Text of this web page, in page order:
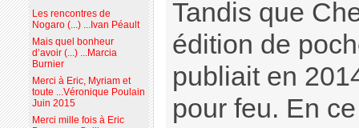
Tandis que
édition de
publiait en
pour feu. En
Les rencontres de
Nogaro (...) ...Ivan Péault
Mais quel bonheur
d’avoir (...) ...Marcia
Burnier
Merci à Eric, Myriam et
toute ...Véronique Poulain
Juin 2015
Merci mille fois à Eric